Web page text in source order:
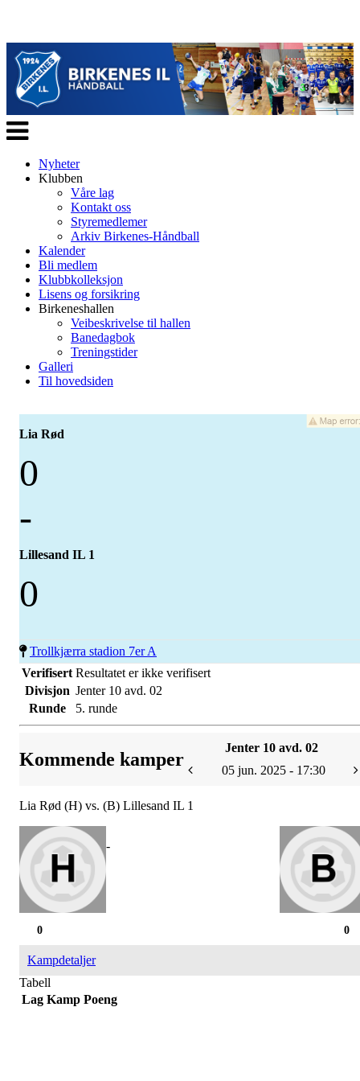
Veksle
navigasjon
Nyheter
Klubben
Våre lag
Kontakt oss
Styremedlemer
Arkiv Birkenes-Håndball
Kalender
Bli medlem
Klubbkolleksjon
Lisens og forsikring
Birkeneshallen
Veibeskrivelse til hallen
Banedagbok
Treningstider
Galleri
Til hovedsiden
Lia Rød
0
-
Lillesand IL 1
0
Trollkjærra stadion 7er A
Verifisert Resultatet er ikke verifisert
Divisjon Jenter 10 avd. 02
Runde
5. runde
Kommende kamper
Jenter 10 avd. 02
05 jun. 2025 - 17:30
Lia Rød (H) vs. (B) Lillesand IL 1
-
0
0
Kampdetaljer
Tabell
Lag Kamp Poeng